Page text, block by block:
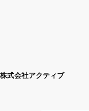
株式会社アクティブ